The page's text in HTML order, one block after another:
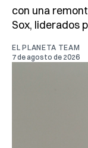
con una
Sox, liderados
EL PLANETA TEAM
7 de agosto de 2026